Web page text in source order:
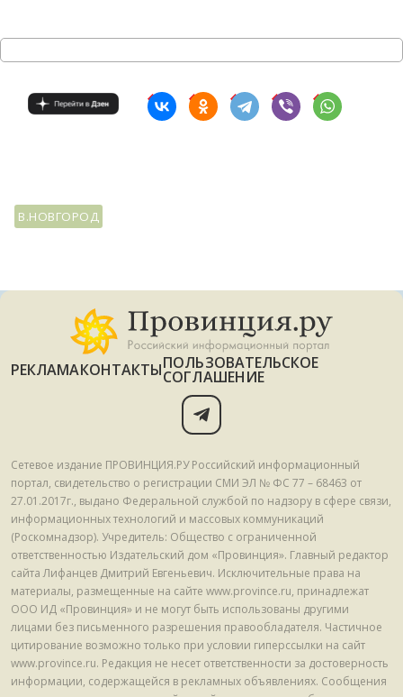
В.НОВГОРОД
РЕКЛАМАКОНТАКТЫПОЛЬЗОВАТЕЛЬСКОЕ
СОГЛАШЕНИЕ
Сетевое издание ПРОВИНЦИЯ.РУ Российский информационный
портал, свидетельство о регистрации СМИ ЭЛ № ФС 77 – 68463 от
27.01.2017г., выдано Федеральной службой по надзору в сфере связи,
информационных технологий и массовых коммуникаций
(Роскомнадзор). Учредитель: Общество с ограниченной
ответственностью Издательский дом «Провинция». Главный редактор
сайта Лифанцев Дмитрий Евгеньевич. Исключительные права на
материалы, размещенные на сайте www.province.ru, принадлежат
ООО ИД «Провинция» и не могут быть использованы другими
лицами без письменного разрешения правообладателя. Частичное
цитирование возможно только при условии гиперссылки на сайт
www.province.ru. Редакция не несет ответственности за достоверность
информации, содержащейся в рекламных объявлениях. Сообщения